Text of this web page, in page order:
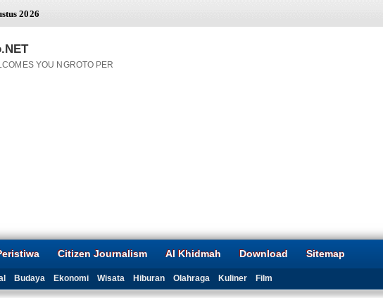
2026
YOU NGROTO PER
Citizen Journalism Al Khidmah Download Sitemap
Budaya Ekonomi Wisata Hiburan Olahraga Kuliner Film